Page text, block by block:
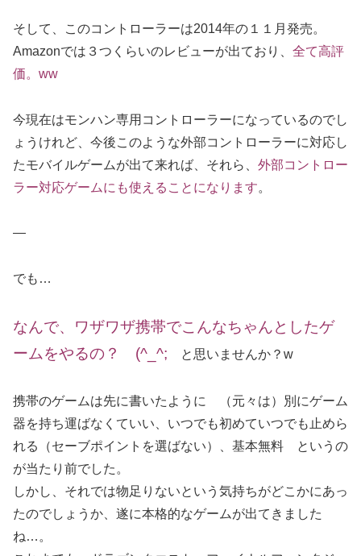
そして、このコントローラーは2014年の１１月発売。
Amazonでは３つくらいのレビューが出ており、 全て高評
価。ww
今現在はモンハン専用コントローラーになっているのでし
ょうけれど、今後このような外部コントローラーに対応し
たモバイルゲームが出て来れば、それら、 外部コントロー
ラー対応ゲームにも使えることになります。
—
でも…
なんで、ワザワザ携帯でこんなちゃんとしたゲ
ームをやるの？ (^_^; と思いませんか？w
携帯のゲームは先に書いたように （元々は）別にゲーム
器を持ち運ばなくていい、いつでも初めていつでも止めら
れる（セーブポイントを選ばない）、基本無料 というの
が当たり前でした。
しかし、それでは物足りないという気持ちがどこかにあっ
たのでしょうか、遂に本格的なゲームが出てきました
ね…。